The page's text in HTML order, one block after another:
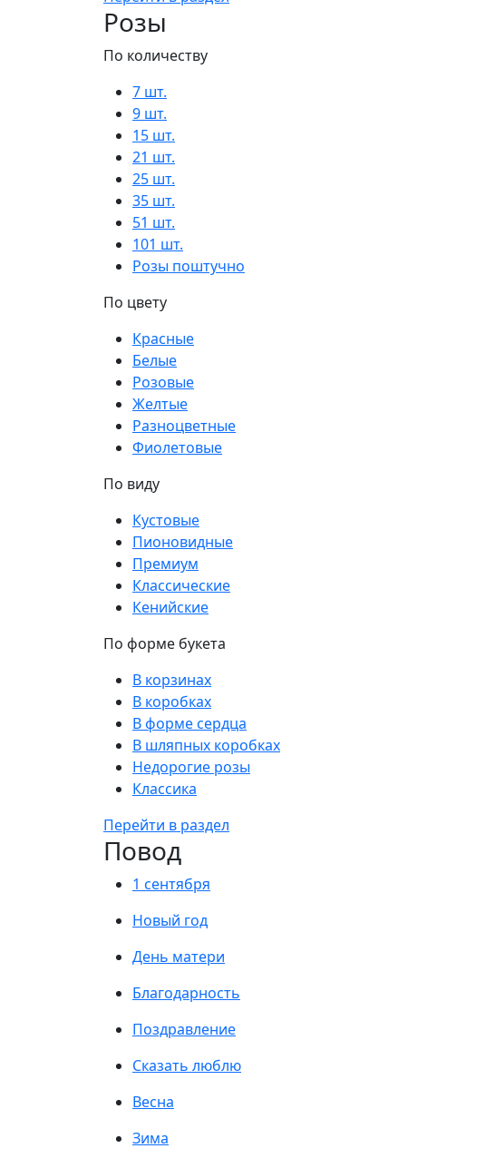
Розы
По количеству
7 шт.
9 шт.
15 шт.
21 шт.
25 шт.
35 шт.
51 шт.
101 шт.
Розы поштучно
По цвету
Красные
Белые
Розовые
Желтые
Разноцветные
Фиолетовые
По виду
Кустовые
Пионовидные
Премиум
Классические
Кенийские
По форме букета
В корзинах
В коробках
В форме сердца
В шляпных коробках
Недорогие розы
Классика
Перейти в раздел
Повод
1 сентября
Новый год
День матери
Благодарность
Поздравление
Сказать люблю
Весна
Зима